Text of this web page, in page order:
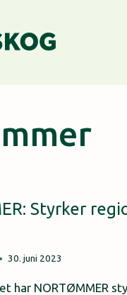
Styrker
30. juni 2023
har NORTØMMER